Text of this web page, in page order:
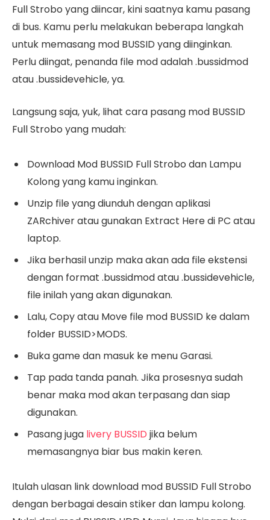
Full Strobo yang diincar, kini saatnya kamu pasang
di bus. Kamu perlu melakukan beberapa langkah
untuk memasang mod BUSSID yang diinginkan.
Perlu diingat, penanda file mod adalah .bussidmod
atau .bussidevehicle, ya.
Langsung saja, yuk, lihat cara pasang mod BUSSID
Full Strobo yang mudah:
Download Mod BUSSID Full Strobo dan Lampu
Kolong yang kamu inginkan.
Unzip file yang diunduh dengan aplikasi
ZARchiver atau gunakan Extract Here di PC atau
laptop.
Jika berhasil unzip maka akan ada file ekstensi
dengan format .bussidmod atau .bussidevehicle,
file inilah yang akan digunakan.
Lalu, Copy atau Move file mod BUSSID ke dalam
folder BUSSID>MODS.
Buka game dan masuk ke menu Garasi.
Tap pada tanda panah. Jika prosesnya sudah
benar maka mod akan terpasang dan siap
digunakan.
Pasang juga livery BUSSID jika belum
memasangnya biar bus makin keren.
Itulah ulasan link download mod BUSSID Full Strobo
dengan berbagai desain stiker dan lampu kolong.